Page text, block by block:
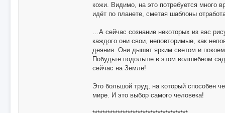
кожи. Видимо, на это потребуется много
идёт по планете, сметая шаблоны
…А сейчас сознание некоторых из вас
каждого они свои, неповторимые, как
деяния. Они дышат ярким светом и
Побудьте подольше в этом волшебном
сейчас на Земле!
Это большой труд, на который способен
мире. И это выбор самого человека!